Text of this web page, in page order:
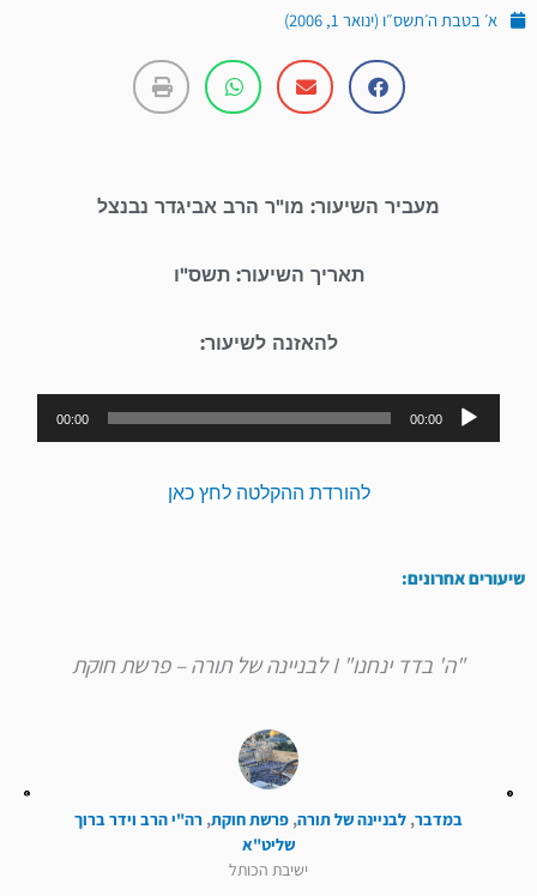
א׳ בטבת ה׳תשס״ו (ינואר 1, 2006)
מעביר השיעור: מו"ר הרב אביגדר נבנצל
תאריך השיעור: תשס"ו
להאזנה לשיעור:
נגן
אודיו
00:00
00:00
להורדת ההקלטה לחץ כאן
שיעורים אחרונים:
"ה' בדד ינחנו" I לבניינה של תורה – פרשת חוקת
במדבר, לבניינה של תורה, פרשת חוקת, רה"י הרב וידר ברוך
שליט"א
ישיבת הכותל